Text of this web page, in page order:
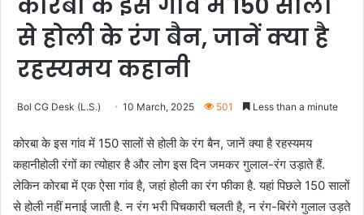
से होली के रंग बैन, जानें क्या है
रहस्यमय कहानी
Bol CG Desk (L.S.) 10 March, 2025 501 Less than a minute
कोरबा के इस गांव में 150 सालों से होली के रंग बैन, जानें क्या है रहस्यमय
कहानीहोली रंगों का त्योहार है और लोग इस दिन जमकर गुलाल-रंग उड़ाते हैं.
लेकिन कोरबा में एक ऐसा गांव है, जहां होली का रंग फीका है. यहां पिछले 150 सालों
से होली नहीं मनाई जाती है. न रंग भरी पिचकारी चलती है, न रंग-बिरंगे गुलाल उड़ते